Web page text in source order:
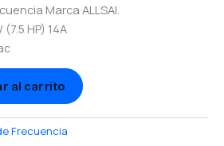
Marca ALLSAI.
HP) 14A
al carrito
Frecuencia